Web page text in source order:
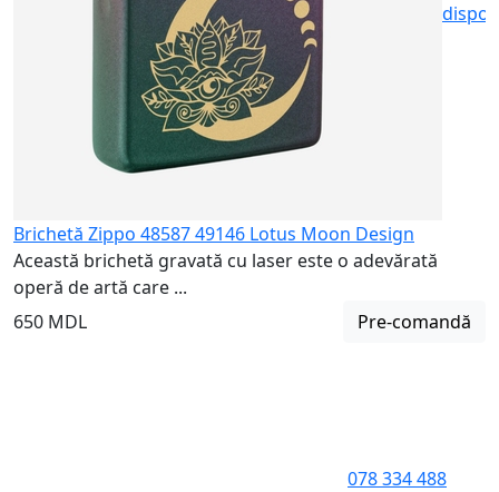
Brichetă Zippo 48587 49146 Lotus Moon Design
Această brichetă gravată cu laser este o adevărată
operă de artă care ...
650 MDL
Pre-comandă
078 334 488